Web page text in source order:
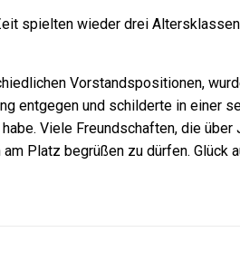
spielten wieder drei
Vorstandspositionen,
entgegen und schilderte in einer
Viele Freundschaften, die über
Platz begrüßen zu dürfen. Glück